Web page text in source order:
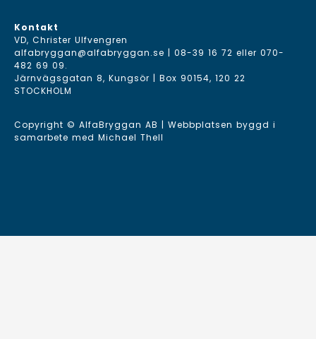
Kontakt
VD, Christer Ulfvengren
alfabryggan@alfabryggan.se | 08-39 16 72 eller 070-
482 69 09.
Järnvägsgatan 8, Kungsör | Box 90154, 120 22
STOCKHOLM
Copyright © AlfaBryggan AB | Webbplatsen byggd i
samarbete med Michael Thell